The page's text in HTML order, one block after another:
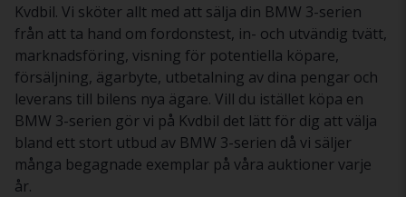
Kvdbil. Vi sköter allt med att sälja din BMW 3-serien
från att ta hand om fordonstest, in- och utvändig tvätt,
marknadsföring, visning för potentiella köpare,
försäljning, ägarbyte, utbetalning av dina pengar och
leverans till bilens nya ägare. Vill du istället köpa en
BMW 3-serien gör vi på Kvdbil det lätt för dig att välja
bland ett stort utbud av BMW 3-serien då vi säljer
många begagnade exemplar på våra auktioner varje
år.